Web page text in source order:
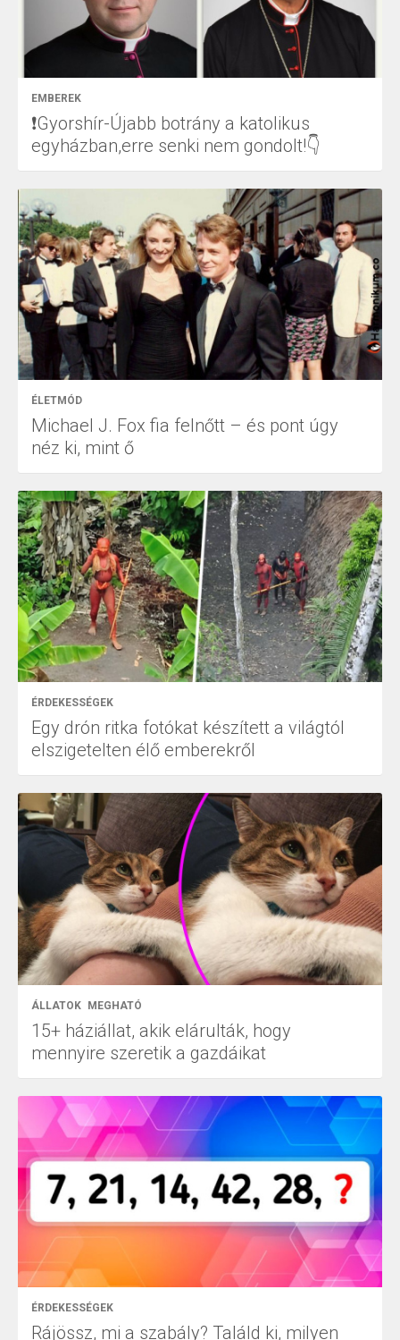
EMBEREK
❗Gyorshír-Újabb botrány a katolikus
egyházban,erre senki nem gondolt!👇
ÉLETMÓD
Michael J. Fox fia felnőtt – és pont úgy
néz ki, mint ő
ÉRDEKESSÉGEK
Egy drón ritka fotókat készített a világtól
elszigetelten élő emberekről
ÁLLATOK MEGHATÓ
15+ háziállat, akik elárulták, hogy
mennyire szeretik a gazdáikat
ÉRDEKESSÉGEK
Rájössz, mi a szabály? Találd ki, milyen